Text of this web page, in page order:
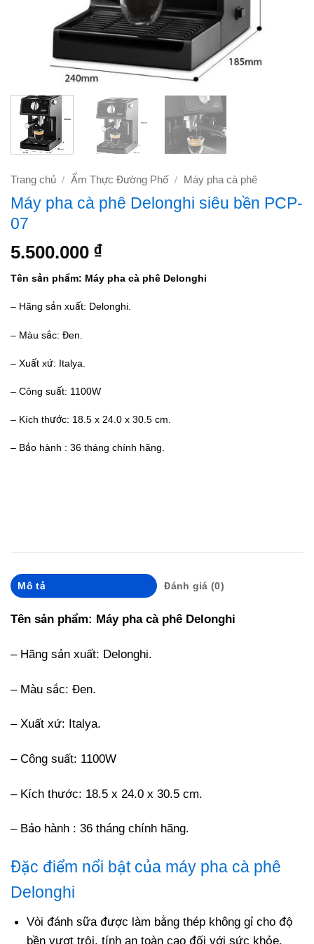
Trang chủ / Ẩm Thực Đường Phố / Máy pha cà phê
Máy pha cà phê Delonghi siêu bền PCP-
07
5.500.000 ₫
Tên sản phẩm: Máy pha cà phê Delonghi
– Hãng sản xuất: Delonghi.
– Màu sắc: Đen.
– Xuất xứ: Italya.
– Công suất: 1100W
– Kích thước: 18.5 x 24.0 x 30.5 cm.
– Bảo hành : 36 tháng chính hãng.
Mô tả Đánh giá (0)
Tên sản phẩm: Máy pha cà phê Delonghi
– Hãng sản xuất: Delonghi.
– Màu sắc: Đen.
– Xuất xứ: Italya.
– Công suất: 1100W
– Kích thước: 18.5 x 24.0 x 30.5 cm.
– Bảo hành : 36 tháng chính hãng.
Đặc điểm nổi bật của máy pha cà phê
Delonghi
Vòi đánh sữa được làm bằng thép không gỉ cho độ
bền vượt trội, tính an toàn cao đối với sức khỏe.